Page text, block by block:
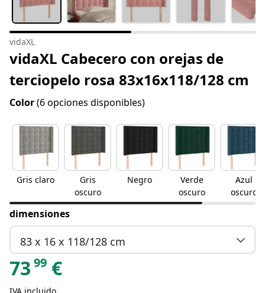
vidaXL
vidaXL Cabecero con orejas de
terciopelo rosa 83x16x118/128 cm
Color(6 opciones disponibles)
Gris claro
Gris
oscuro
Negro
Verde
oscuro
Azul
oscuro
dimensiones
83 x 16 x 118/128 cm
73 99 €